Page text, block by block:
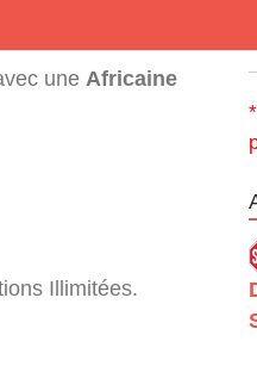
une Africaine
Illimitées.